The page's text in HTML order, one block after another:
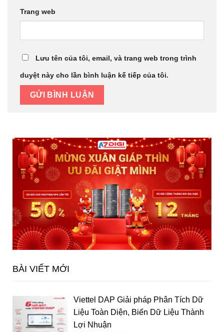
Trang web
Lưu tên của tôi, email, và trang web trong trình
duyệt này cho lần bình luận kế tiếp của tôi.
BÀI VIẾT MỚI
Viettel DAP Giải pháp Phân Tích Dữ
Liệu Toàn Diện, Biến Dữ Liệu Thành
Lợi Nhuận